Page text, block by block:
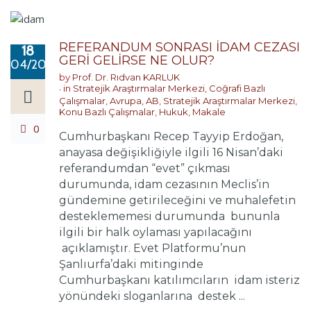
18
04/2017
0
REFERANDUM SONRASI İDAM CEZASI
GERİ GELİRSE NE OLUR?
by Prof. Dr. Rıdvan KARLUK
in Stratejik Araştırmalar Merkezi Coğrafi Bazlı
Çalışmalar Avrupa AB Stratejik Araştırmalar Merkezi
Konu Bazlı Çalışmalar Hukuk Makale
Cumhurbaşkanı Recep Tayyip Erdoğan,
anayasa değişikliğiyle ilgili 16 Nisan’daki
referandumdan “evet” çıkması
durumunda, idam cezasının Meclis’in
gündemine getirileceğini ve muhalefetin
desteklememesi durumunda bununla
ilgili bir halk oylaması yapılacağını
açıklamıştır. Evet Platformu’nun
Şanlıurfa’daki mitinginde
Cumhurbaşkanı katılımcıların idam isteriz
yönündeki sloganlarına destek ...